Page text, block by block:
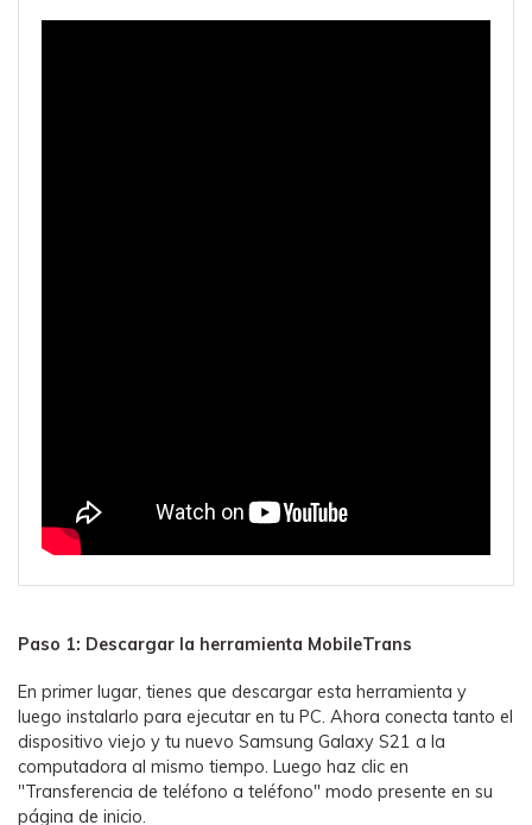
Paso 1: Descargar la herramienta MobileTrans
En primer lugar, tienes que descargar esta herramienta y
luego instalarlo para ejecutar en tu PC. Ahora conecta tanto el
dispositivo viejo y tu nuevo Samsung Galaxy S21 a la
computadora al mismo tiempo. Luego haz clic en
"Transferencia de teléfono a teléfono" modo presente en su
página de inicio.